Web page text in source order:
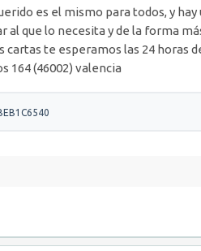
es el mismo para todos, y
al que lo necesita y de la forma
cartas te esperamos las 24 horas
164 (46002) valencia